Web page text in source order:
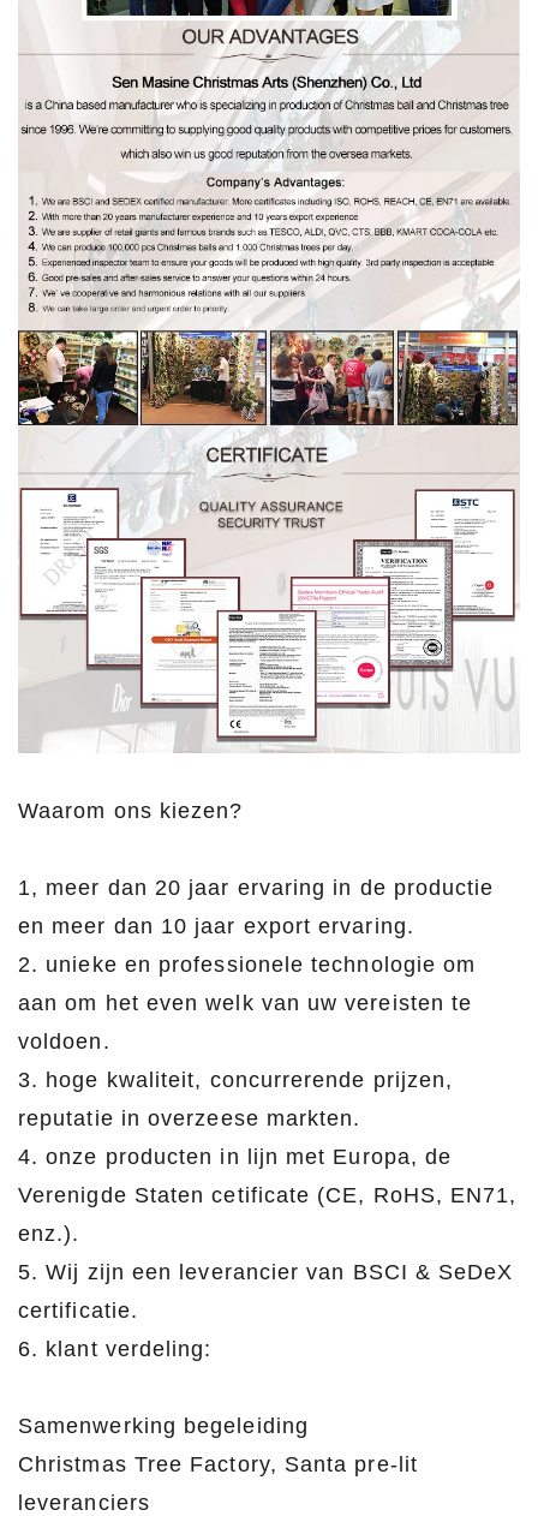
Waarom ons kiezen?
1, meer dan 20 jaar ervaring in de productie
en meer dan 10 jaar export ervaring.
2. unieke en professionele technologie om
aan om het even welk van uw vereisten te
voldoen.
3. hoge kwaliteit, concurrerende prijzen,
reputatie in overzeese markten.
4. onze producten in lijn met Europa, de
Verenigde Staten cetificate (CE, RoHS, EN71,
enz.).
5. Wij zijn een leverancier van BSCI & SeDeX
certificatie.
6. klant verdeling:
Samenwerking begeleiding
Christmas Tree Factory, Santa pre-lit
leveranciers